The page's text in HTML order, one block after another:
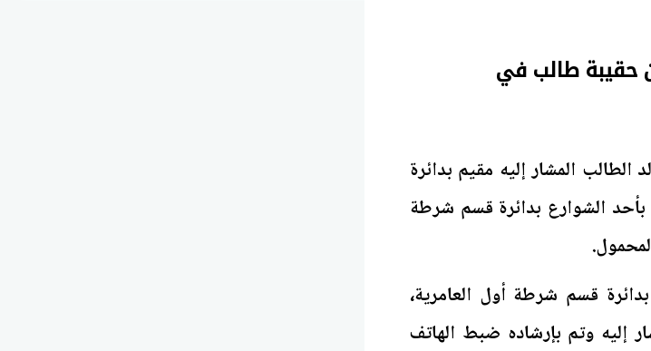
طالب في
المشار إليه مقيم بدائرة
الشوارع بدائرة قسم شرطة
قسم شرطة أول العامرية،
إليه وتم بإرشاده ضبط الهاتف